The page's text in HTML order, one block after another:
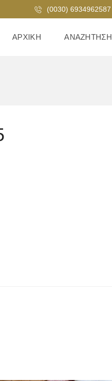
(0030) 6934962587
ΑΡΧΙΚΉ ΑΝΑΖΉΤΗΣΗ